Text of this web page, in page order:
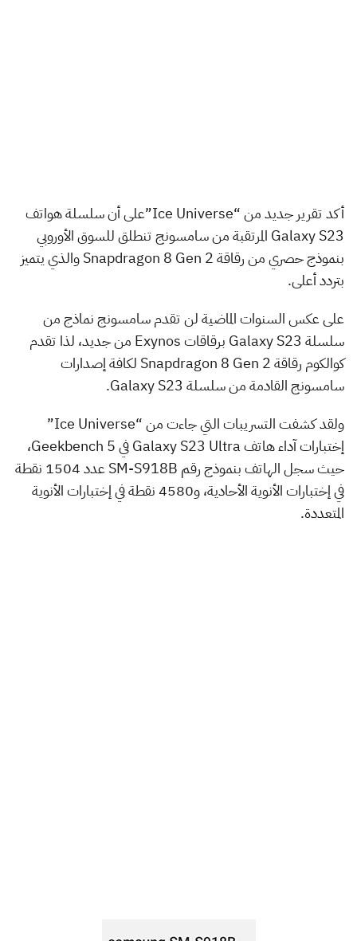
أكد تقرير جديد من “Ice Universe”على أن سلسلة هواتف
Galaxy S23 المرتقبة من سامسونج تنطلق للسوق الأوروبي
بنموذج حصري من رقاقة Snapdragon 8 Gen 2 والذي يتميز
بتردد أعلى.
على عكس السنوات الماضية لن تقدم سامسونج نماذج من
سلسلة Galaxy S23 برقاقات Exynos من جديد، لذا تقدم
كوالكوم رقاقة Snapdragon 8 Gen 2 لكافة إصدارات
سامسونج القادمة من سلسلة Galaxy S23.
ولقد كشفت التسريبات التي جاءت من “Ice Universe”
إختبارات آداء هاتف Galaxy S23 Ultra في Geekbench 5،
حيث سجل الهاتف بنموذج رقم SM-S918B عدد 1504 نقطة
في إختبارات الأنوية الأحادية، و4580 نقطة في إختبارات الأنوية
المتعددة.